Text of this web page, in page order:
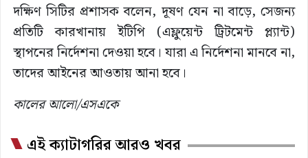
দক্ষিণ সিটির প্রশাসক বলেন, দূষণ যেন না বাড়ে, সেজন্য
প্রতিটি কারখানায় ইটিপি (এফ্লুয়েন্ট ট্রিটমেন্ট প্ল্যান্ট)
স্থাপনের নির্দেশনা দেওয়া হবে। যারা এ নির্দেশনা মানবে না,
তাদের আইনের আওতায় আনা হবে।
কালের আলো/এসএকে
এই ক্যাটাগরির আরও খবর